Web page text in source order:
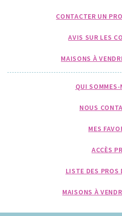
CONTACTER UN
AVIS SUR LES
MAISONS À
QUI SOMMES-
NOUS
MES
ACCÈS
LISTE DES PROS
MAISONS À